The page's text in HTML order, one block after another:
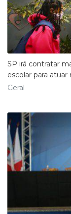
SP irá contratar
escolar para atuar
Geral